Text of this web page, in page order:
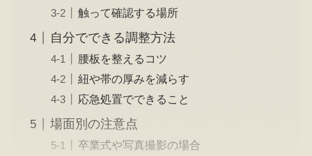
触って確認する場所
自分でできる調整方法
腰板を整えるコツ
紐や帯の厚みを減らす
応急処置でできること
場面別の注意点
卒業式や写真撮影の場合